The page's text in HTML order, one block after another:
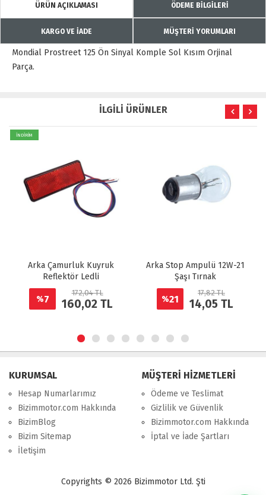
ÜRÜN AÇIKLAMASI ÖDEME BİLGİLERİ
KARGO VE İADE MÜŞTERİ YORUMLARI
Mondial Prostreet 125 Ön Sinyal Komple Sol Kısım Orjinal
Parça.
İLGİLİ ÜRÜNLER
İNDİRİM
Arka Çamurluk Kuyruk
Reflektör Ledli
%7
172,04 TL
160,02 TL
Arka Stop Ampulü 12W-21
Şaşı Tırnak
%21
17,82 TL
14,05 TL
KURUMSAL
Hesap Numarlarımız
Bizimmotor.com Hakkında
BizimBlog
Bizim Sitemap
İletişim
MÜŞTERİ HİZMETLERİ
Ödeme ve Teslimat
Gizlilik ve Güvenlik
Bizimmotor.com Hakkında
İptal ve İade Şartları
Copyrights © 2026 Bizimmotor Ltd. Şti